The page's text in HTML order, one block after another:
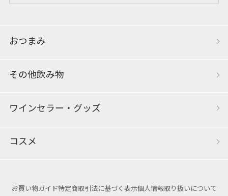
おつまみ
その他飲み物
ワインセラー・グッズ
コスメ
お買い物ガイド特定商取引法に基づく表示個人情報取り扱いについて